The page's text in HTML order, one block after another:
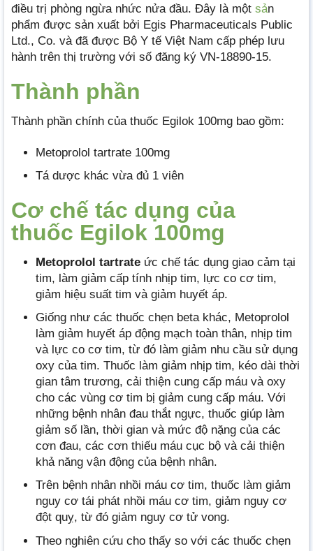
điều trị phòng ngừa nhức nửa đầu. Đây là một sản
phẩm được sản xuất bởi Egis Pharmaceuticals Public
Ltd., Co. và đã được Bộ Y tế Việt Nam cấp phép lưu
hành trên thị trường với số đăng ký VN-18890-15.
Thành phần
Thành phần chính của thuốc Egilok 100mg bao gồm:
Metoprolol tartrate 100mg
Tá dược khác vừa đủ 1 viên
Cơ chế tác dụng của
thuốc Egilok 100mg
Metoprolol tartrate ức chế tác dụng giao cảm tại
tim, làm giảm cấp tính nhịp tim, lực co cơ tim,
giảm hiệu suất tim và giảm huyết áp.
Giống như các thuốc chẹn beta khác, Metoprolol
làm giảm huyết áp động mạch toàn thân, nhịp tim
và lực co cơ tim, từ đó làm giảm nhu cầu sử dụng
oxy của tim. Thuốc làm giảm nhịp tim, kéo dài thời
gian tâm trương, cải thiện cung cấp máu và oxy
cho các vùng cơ tim bị giảm cung cấp máu. Với
những bệnh nhân đau thắt ngực, thuốc giúp làm
giảm số lần, thời gian và mức độ nặng của các
cơn đau, các cơn thiếu máu cục bộ và cải thiện
khả năng vận động của bệnh nhân.
Trên bệnh nhân nhồi máu cơ tim, thuốc làm giảm
nguy cơ tái phát nhồi máu cơ tim, giảm nguy cơ
đột quỵ, từ đó giảm nguy cơ tử vong.
Theo nghiên cứu cho thấy so với các thuốc chẹn